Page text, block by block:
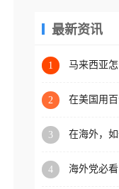
最新资讯
1
马来西亚
2
在美国用
3
在海外，
4
海外党必